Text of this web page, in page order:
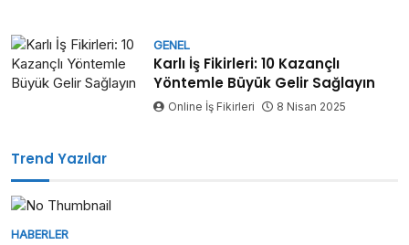
GENEL
Karlı İş Fikirleri: 10 Kazançlı
Yöntemle Büyük Gelir Sağlayın
Online İş Fikirleri 8 Nisan 2025
Trend Yazılar
HABERLER